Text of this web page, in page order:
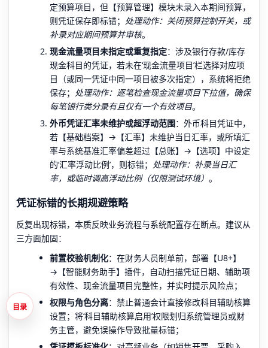
定预算项目，但【预算管理】模块未录入本期间预算，
则凭证保存即标错； 处理动作：关闭预算控制开关，或
补录对应期间预算并审核。
现金流量项目未指定或重复指定：涉及银行存款/库存
现金科目的凭证，若未在‘现金流量项目’栏选择对应项
目（或同一凭证中同一项目被多次指定），系统将拒绝
保存； 处理动作：逐笔检查现金流量项目下拉值，确保
每笔银行类分录有且仅有一个有效项目。
外币凭证汇率未维护或超浮动范围：外币科目凭证中，
若【基础档案】→【汇率】未维护当日汇率，或所填汇
率与系统基准汇率偏差超过【总账】→【选项】中设定
的‘汇率浮动比例’，则标错； 处理动作：补录当日汇
率，或临时调高浮动比例（仅限测试环境） 。
凭证标错的长期规避策略
反复出现标错，本质反映业务流程与系统配置存在断点。建议从
三方面加固：
前置校验机制化：在财务人员制单前，部署【U8+】
→【智能财务助手】插件，自动扫描凭证日期、辅助项
有效性、现金流量项目完整性，并实时提示风险点；
权限与角色分离：禁止普通会计直接修改科目辅助核算
设置；将‘科目辅助核算启用’权限划归系统管理员或财
务主管，避免误操作导致批量标错；
目录